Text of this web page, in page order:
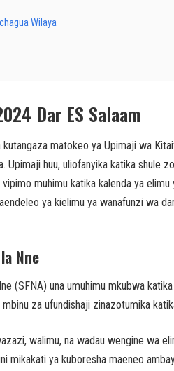
Wilaya
Dar ES Salaam
matokeo ya Upimaji wa
huu, uliofanyika katika shule
muhimu katika kalenda ya
ya kielimu ya wanafunzi wa
Nne
(SFNA) una umuhimu mkubwa
za ufundishaji zinazotumika
walimu, na wadau wengine wa
mikakati ya kuboresha maeneo